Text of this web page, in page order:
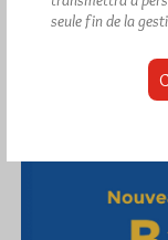
seule fin de la